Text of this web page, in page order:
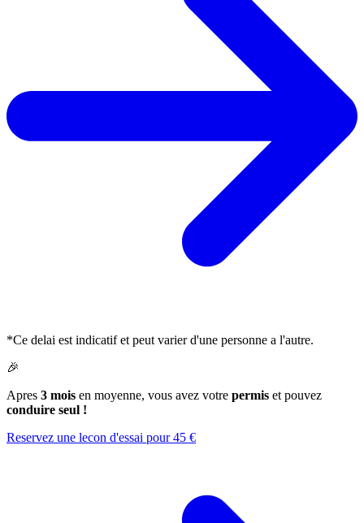
*Ce delai est indicatif et peut varier d'une personne a l'autre.
🎉
Apres 3 mois en moyenne, vous avez votre permis et pouvez
conduire seul !
Reservez une lecon d'essai pour 45 €